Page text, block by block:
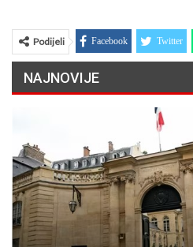
Podijeli Facebook Twitter
NAJNOVIJE